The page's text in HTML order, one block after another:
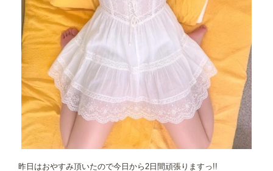
昨日はおやすみ頂いたので今日から2日間頑張りますっ!!